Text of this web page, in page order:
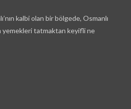
kalbi olan bir bölgede, Osmanlı
yemekleri tatmaktan keyifli ne